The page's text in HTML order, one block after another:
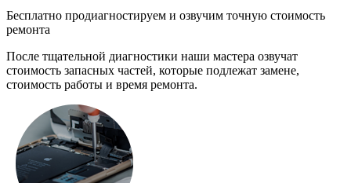
Бесплатно продиагностируем и озвучим точную стоимость
ремонта
После тщательной диагностики наши мастера озвучат
стоимость запасных частей, которые подлежат замене,
стоимость работы и время ремонта.